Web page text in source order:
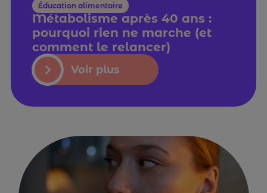
Éducation alimentaire
Métabolisme après 40 ans :
pourquoi rien ne marche (et
comment le relancer)
Voir plus